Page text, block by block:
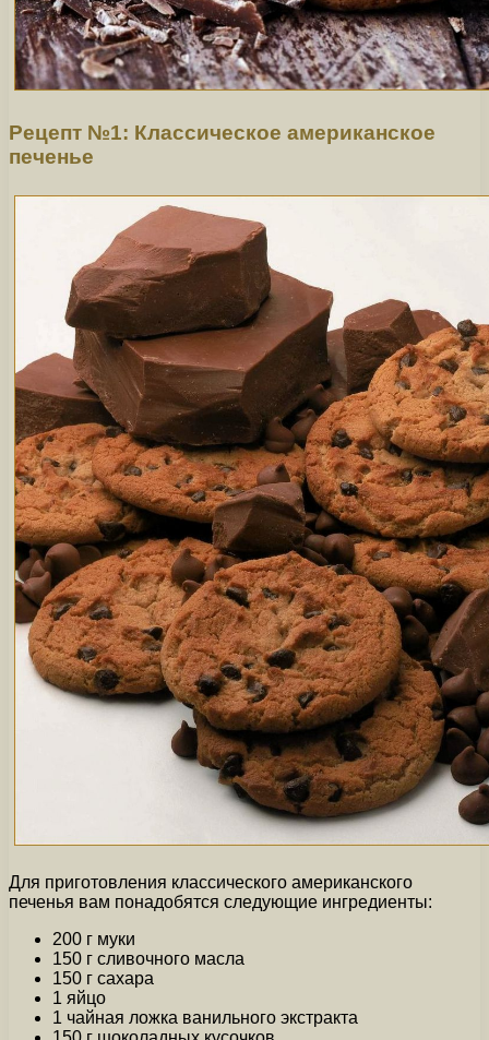
Рецепт №1: Классическое американское
печенье
Для приготовления классического американского
печенья вам понадобятся следующие ингредиенты:
200 г муки
150 г сливочного масла
150 г сахара
1 яйцо
1 чайная ложка ванильного экстракта